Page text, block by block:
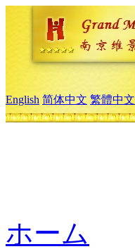
English 简体中文 繁體中文
ホーム